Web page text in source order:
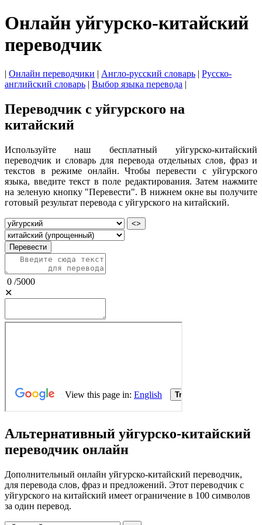
Онлайн уйгурско-китайский
переводчик
| Онлайн переводчики | Англо-русский словарь | Русско-
английский словарь | Выбор языка перевода |
Переводчик с уйгурского на
китайский
Используйте наш бесплатный уйгурско-китайский
переводчик и словарь для перевода отдельных слов, фраз и
текстов в режиме онлайн. Чтобы перевести с уйгурского
языка, введите текст в поле редактирования. Затем нажмите
на зеленую кнопку "Перевести". В нижнем окне вы получите
готовый результат перевода с уйгурского на китайский.
<>
Перевести
0 /5000
✕
Альтернативный уйгурско-китайский
переводчик онлайн
Дополнительный онлайн уйгурско-китайский переводчик,
для перевода слов, фраз и предложений. Этот переводчик с
уйгурского на китайский имеет ограничение в 100 символов
за один перевод.